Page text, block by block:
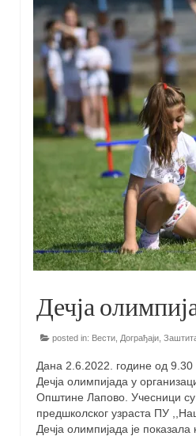
Дечја
posted in: Вести Дограђаји
Дана 2.6.2022. године од 9.30
Дечја олимпијада у
Општине Лапово. Учесници
предшколског узраста ПУ
Дечја олимпијада је показала